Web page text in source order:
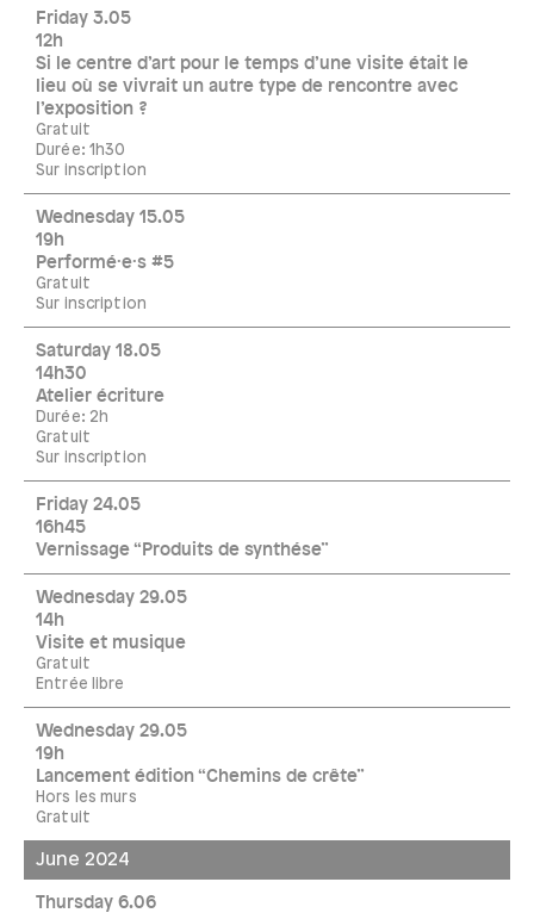
Friday 3.05
12h
Si le centre d’art pour le temps d’une visite était le
lieu où se vivrait un autre type de rencontre avec
l’exposition ?
Gratuit
Durée: 1h30
Sur inscription
Wednesday 15.05
19h
Performé·e·s #5
Gratuit
Sur inscription
Saturday 18.05
14h30
Atelier écriture
Durée: 2h
Gratuit
Sur inscription
Friday 24.05
16h45
Vernissage “Produits de synthése”
Wednesday 29.05
14h
Visite et musique
Gratuit
Entrée libre
Wednesday 29.05
19h
Lancement édition “Chemins de crête”
Hors les murs
Gratuit
June 2024
Thursday 6.06